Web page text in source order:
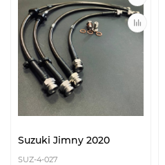
Suzuki Jimny 2020
SUZ-4-027